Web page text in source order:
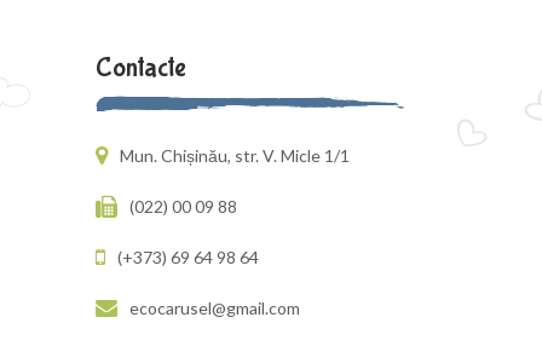
Contacte
Mun. Chișinău, str. V. Micle 1/1
(022) 00 09 88
(+373) 69 64 98 64
ecocarusel@gmail.com